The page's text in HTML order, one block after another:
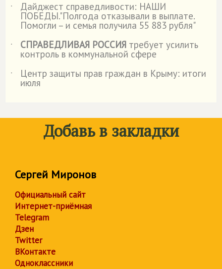
˙
Дайджест справедливости: НАШИ
ПОБЕДЫ."Полгода отказывали в выплате.
Помогли – и семья получила 55 883 рубля"
˙
СПРАВЕДЛИВАЯ РОССИЯ требует усилить
контроль в коммунальной сфере
˙
Центр защиты прав граждан в Крыму: итоги
июля
Добавь в закладки
Сергей Миронов
Официальный сайт
Интернет-приёмная
Telegram
Дзен
Twitter
ВКонтакте
Одноклассники